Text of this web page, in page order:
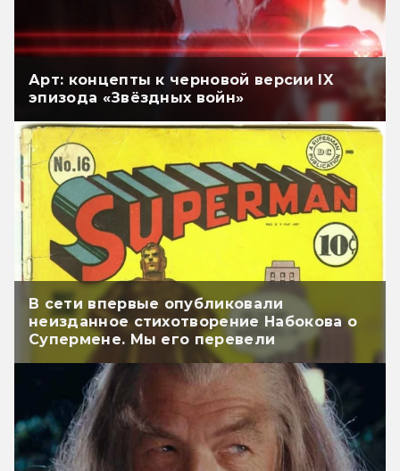
Арт: концепты к черновой версии IX
эпизода «Звёздных войн»
В сети впервые опубликовали
неизданное стихотворение Набокова о
Супермене. Мы его перевели